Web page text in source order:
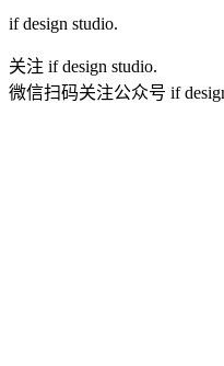
if design studio.
关注 if design studio.
微信扫码关注公众号 if